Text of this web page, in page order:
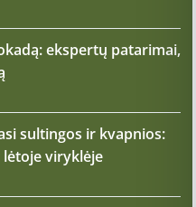
ekspertų patarimai,
sultingos ir kvapnios:
lėtoje viryklėje